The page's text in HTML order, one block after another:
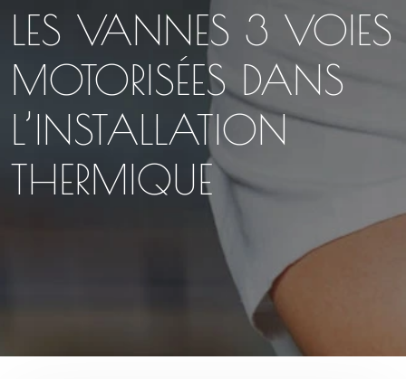
LES VANNES 3 VOIES
MOTORISÉES DANS
L’INSTALLATION
THERMIQUE